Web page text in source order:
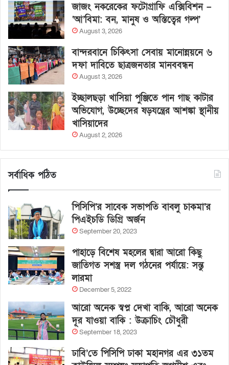
জাজং নকরেকের ফটোগ্রাফি এক্সিবিশন –
‘আ’বিমা: বন, মানুষ ও অস্তিত্বের গল্প’
August 3, 2026
বান্দরবানে চিকিৎসা সেবায় মানোন্নয়নে ৬
দফা দাবিতে ছাত্রজনতার মানববন্ধন
August 3, 2026
ইচ্ছালছড়া খাসিয়া পুঞ্জিতে পান গাছ কাটার
অভিযোগ, উচ্ছেদের ষড়যন্ত্রের আশঙ্কা স্থানীয়
খাসিয়াদের
August 2, 2026
সর্বাধিক পঠিত
পিসিপি’র সাবেক সভাপতি বাবলু চাকমা’র
পিএইচডি ডিগ্রি অর্জন
September 20, 2023
পাহাড়ে বিশেষ মহলের দ্বারা আরো কিছু
জাতিগত সশস্ত্র দল গঠনের পর্যায়ে: সন্তু
লারমা
December 5, 2022
আরো অনেক স্বপ্ন দেখা বাকি, আরো অনেক
দূর যাওয়া বাকি : উক্রাচিং চৌধুরী
September 18, 2023
ঢাবি’তে পিসিপি ঢাকা মহানগর এর ৩১তম